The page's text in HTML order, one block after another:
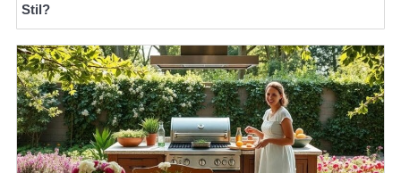
Stil?